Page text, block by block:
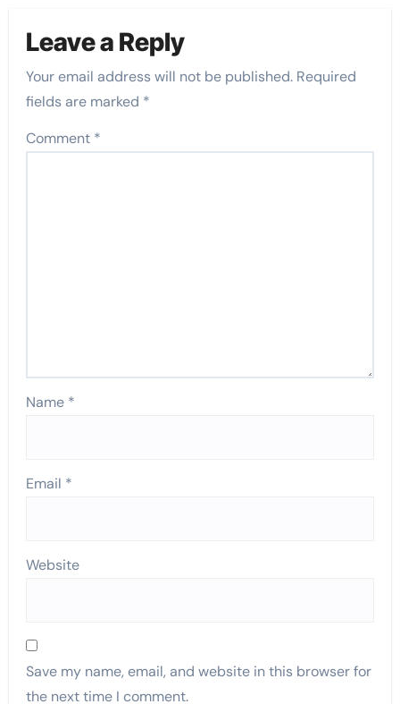
Leave a Reply
Your email address will not be published. Required
fields are marked *
Comment *
Name *
Email *
Website
Save my name, email, and website in this browser for
the next time I comment.